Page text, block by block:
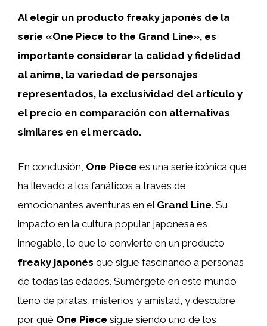
Al elegir un producto freaky japonés de la
serie «One Piece to the Grand Line», es
importante considerar la calidad y fidelidad
al anime, la variedad de personajes
representados, la exclusividad del artículo y
el precio en comparación con alternativas
similares en el mercado.
En conclusión, One Piece es una serie icónica que
ha llevado a los fanáticos a través de
emocionantes aventuras en el Grand Line. Su
impacto en la cultura popular japonesa es
innegable, lo que lo convierte en un producto
freaky japonés que sigue fascinando a personas
de todas las edades. Sumérgete en este mundo
lleno de piratas, misterios y amistad, y descubre
por qué One Piece sigue siendo uno de los